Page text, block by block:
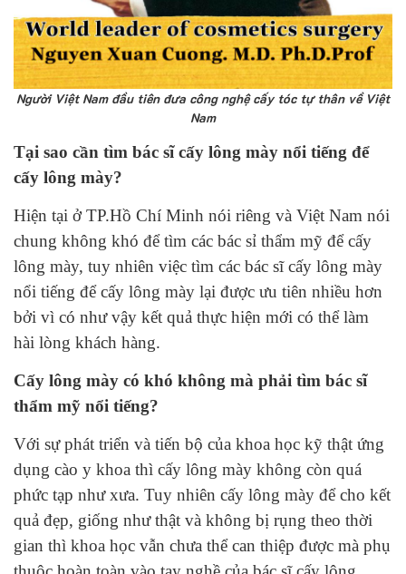
Người Việt Nam đầu tiên đưa công nghệ cấy tóc tự thân về Việt
Nam
Tại sao cần tìm bác sĩ cấy lông mày nổi tiếng để
cấy lông mày?
Hiện tại ở TP.Hồ Chí Minh nói riêng và Việt Nam nói
chung không khó để tìm các bác sỉ thẩm mỹ để cấy
lông mày, tuy nhiên việc tìm các bác sĩ cấy lông mày
nổi tiếng để cấy lông mày lại được ưu tiên nhiều hơn
bởi vì có như vậy kết quả thực hiện mới có thể làm
hài lòng khách hàng.
Cấy lông mày có khó không mà phải tìm bác sĩ
thẩm mỹ nổi tiếng?
Với sự phát triển và tiến bộ của khoa học kỹ thật ứng
dụng cào y khoa thì cấy lông mày không còn quá
phức tạp như xưa. Tuy nhiên cấy lông mày để cho kết
quả đẹp, giống như thật và không bị rụng theo thời
gian thì khoa học vẫn chưa thể can thiệp được mà phụ